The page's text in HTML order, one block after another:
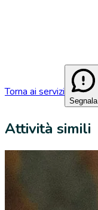
Torna ai servizi
Segnala
Attività simili